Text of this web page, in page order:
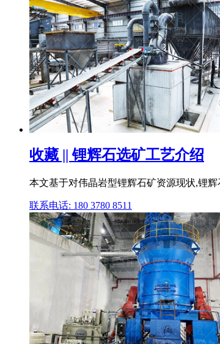
收藏 || 锂辉石选矿工艺介绍
本文基于对伟晶岩型锂辉石矿资源现状,锂
联系电话: 180 3780 8511